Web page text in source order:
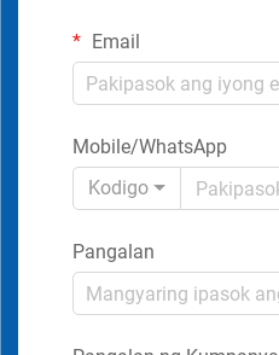
Email
Mobile/WhatsApp
Kodigo
Pangalan